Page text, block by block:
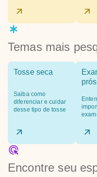
Temas mais
Tosse seca
Saiba como
diferenciar e cuidar
desse tipo de tosse
Encontre seu